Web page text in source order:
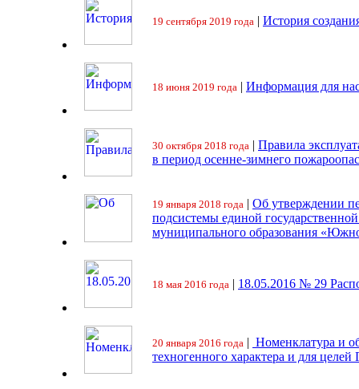
19 сентября 2019 года | История
18 июня 2019 года | Информация для
30 октября 2018 года | Правила
в период осенне-зимнего
19 января 2018 года | Об утверждении
подсистемы единой
муниципального образования
18 мая 2016 года | 18.05.2016 № 29
20 января 2016 года | Номенклатура и
техногенного характера и для целей